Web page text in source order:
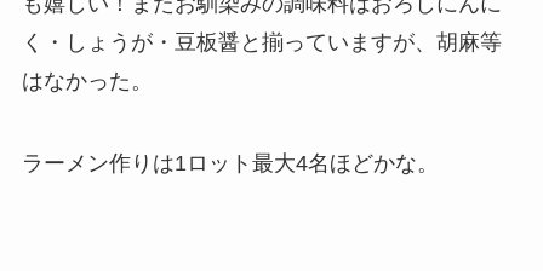
く・しょうが・豆板醤と揃っていますが、胡麻等
はなかった。
ラーメン作りは1ロット最大4名ほどかな。